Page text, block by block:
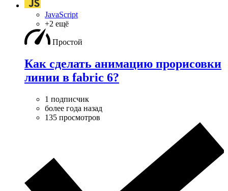
JavaScript
+2 ещё
Простой
Как сделать анимацию прорисовки
линии в fabric 6?
1 подписчик
более года назад
135 просмотров